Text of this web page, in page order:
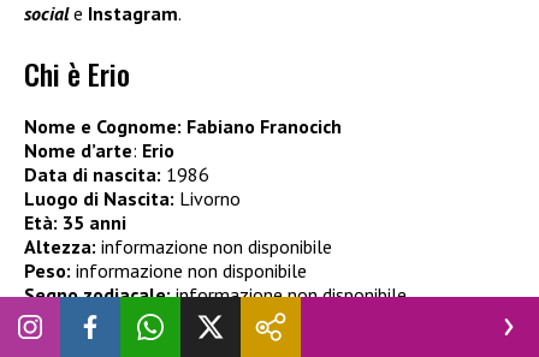
sociale Instagram.
Chi è Erio
Nome e Cognome: Fabiano Franocich
Nome d’arte: Erio
Data di nascita: 1986
Luogo di Nascita: Livorno
Età: 35 anni
Altezza: informazione non disponibile
Peso: informazione non disponibile
Segno zodiacale:informazione non disponibile
Professione:informazione non disponibile
Fidanzato:
informazione non disponibile